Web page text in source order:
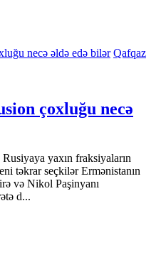
Qafqaz
çoxluğu necə
yaxın fraksiyaların
təkrar seçkilər Ermənistanın
və Nikol Paşinyanı
d...